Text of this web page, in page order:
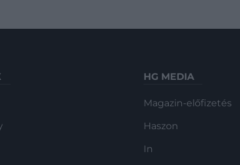
HG MEDIA
Magazin-előfizetés
Haszon
In